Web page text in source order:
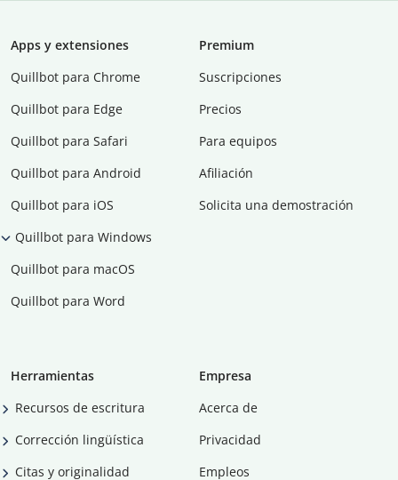
Apps y extensiones
Quillbot para Chrome
Quillbot para Edge
Quillbot para Safari
Quillbot para Android
Quillbot para iOS
Quillbot para Windows
Quillbot para macOS
Quillbot para Word
Premium
Suscripciones
Precios
Para equipos
Afiliación
Solicita una demostración
Herramientas
Recursos de escritura
Corrección lingüística
Citas y originalidad
Empresa
Acerca de
Privacidad
Empleos